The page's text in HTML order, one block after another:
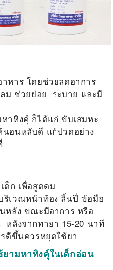
หาร โดยช่วยลดอาการ
ม ช่วยย่อย ระบาย และมี
าหิงคุ์ ก็ได้แก่ ขับเสมหะ
นอนหลับดี แก้ปวดอย่าง
ก เพื่อสูดดม
เวณหน้าท้อง ลิ้นปี่ ข้อมือ
หลัง ขณะมีอาการ หรือ
หลังจากทายา 15-20 นาที
ดีขึ้นควรหยุดใช้ยา
ยามหาหิงคุ์ในเด็กอ่อน